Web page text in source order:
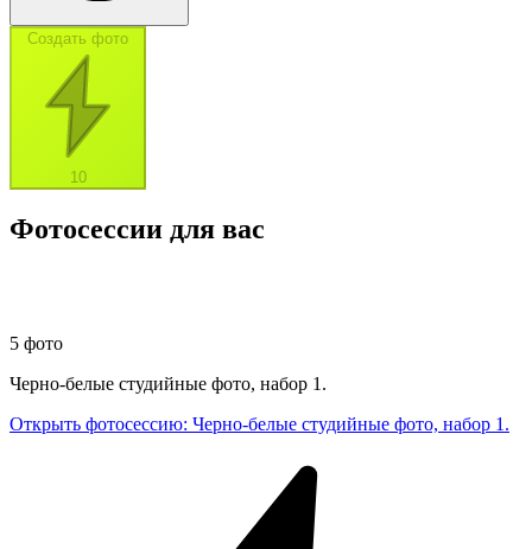
Создать фото
10
Фотосессии для вас
5 фото
Черно-белые студийные фото, набор 1.
Открыть фотосессию: Черно-белые студийные фото, набор 1.